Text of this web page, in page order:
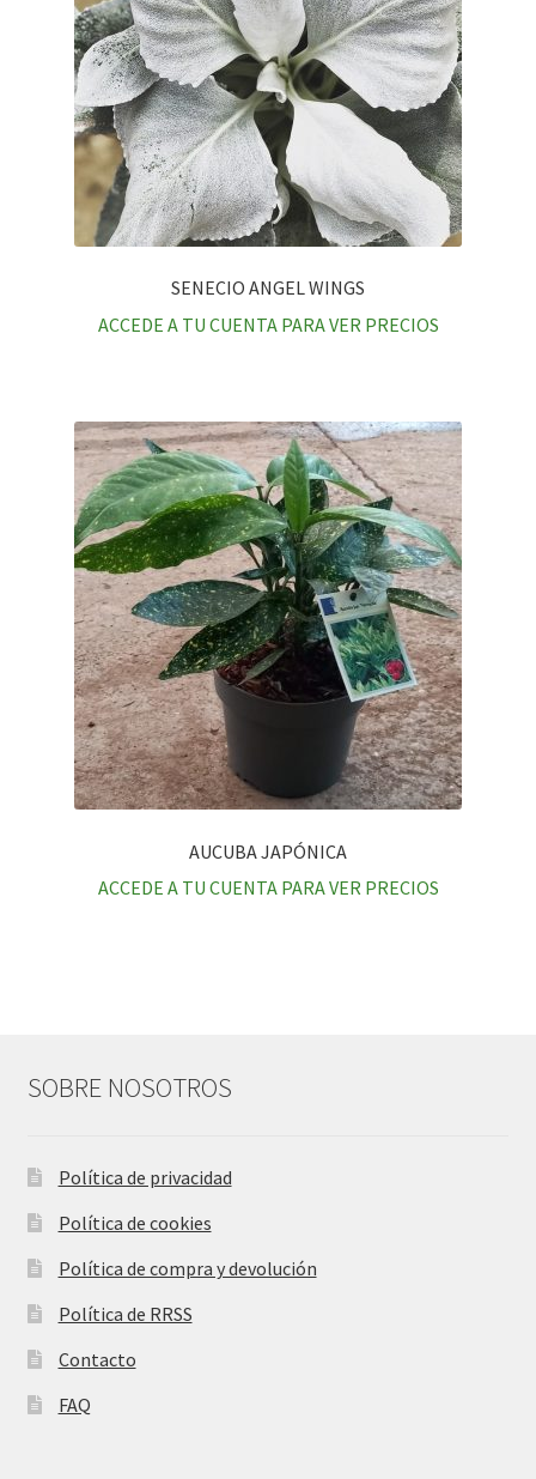
SENECIO ANGEL WINGS
ACCEDE A TU CUENTA PARA VER PRECIOS
AUCUBA JAPÓNICA
ACCEDE A TU CUENTA PARA VER PRECIOS
SOBRE NOSOTROS
Política de privacidad
Política de cookies
Política de compra y devolución
Política de RRSS
Contacto
FAQ